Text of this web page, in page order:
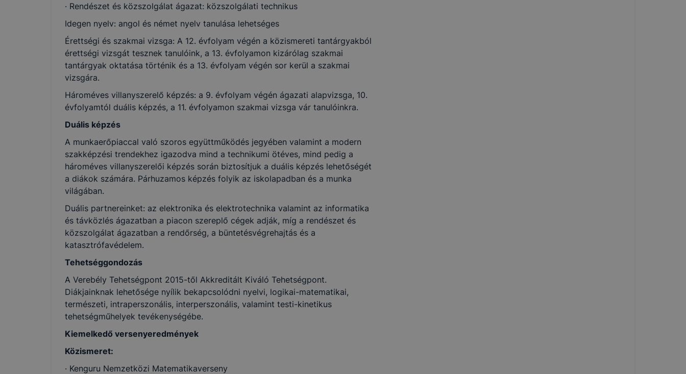
· Rendészet és közszolgálat ágazat: közszolgálati technikus
Idegen nyelv: angol és német nyelv tanulása lehetséges
Érettségi és szakmai vizsga: A 12. évfolyam végén a közismereti tantárgyakból
érettségi vizsgát tesznek tanulóink, a 13. évfolyamon kizárólag szakmai
tantárgyak oktatása történik és a 13. évfolyam végén sor kerül a szakmai
vizsgára.
Hároméves villanyszerelő képzés: a 9. évfolyam végén ágazati alapvizsga, 10.
évfolyamtól duális képzés, a 11. évfolyamon szakmai vizsga vár tanulóinkra.
Duális képzés
A munkaerőpiaccal való szoros együttműködés jegyében valamint a modern
szakképzési trendekhez igazodva mind a technikumi ötéves, mind pedig a
hároméves villanyszerelői képzés során biztosítjuk a duális képzés lehetőségét
a diákok számára. Párhuzamos képzés folyik az iskolapadban és a munka
világában.
Duális partnereinket: az elektronika és elektrotechnika valamint az informatika
és távközlés ágazatban a piacon szereplő cégek adják, míg a rendészet és
közszolgálat ágazatban a rendőrség, a büntetésvégrehajtás és a
katasztrófavédelem.
Tehetséggondozás
A Verebély Tehetségpont 2015-től Akkreditált Kiváló Tehetségpont.
Diákjainknak lehetősége nyílik bekapcsolódni nyelvi, logikai-matematikai,
természeti, intraperszonális, interperszonális, valamint testi-kinetikus
tehetségműhelyek tevékenységébe.
Kiemelkedő versenyeredmények
Közismeret:
· Kenguru Nemzetközi Matematikaverseny